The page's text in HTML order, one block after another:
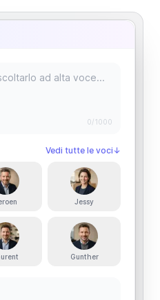
0/1000
Vedi tutte le voci ↓
Jessy
Gunther